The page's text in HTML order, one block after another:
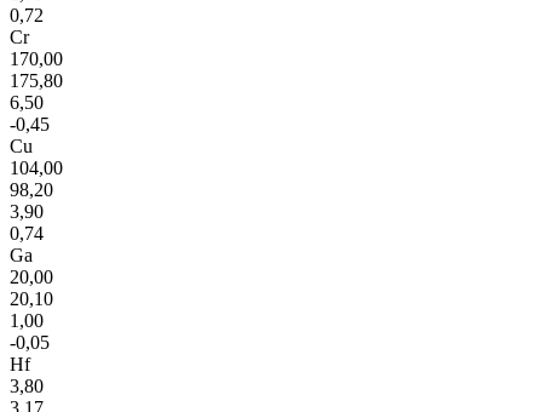
0,72
Cr
170,00
175,80
6,50
-0,45
Cu
104,00
98,20
3,90
0,74
Ga
20,00
20,10
1,00
-0,05
Hf
3,80
3,17